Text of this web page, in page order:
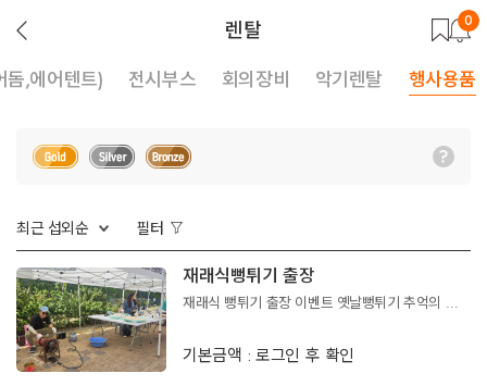
렌탈
뒤
로
기
0
돔,에어텐트) 전시부스 회의장비 악기렌탈 행사용품
최근 섭외순 필터
재래식뻥튀기 출장
재래식 뻥튀기 출장 이벤트 옛날뻥튀기 추억의 뻥튀기
기본금액 : 로그인 후 확인